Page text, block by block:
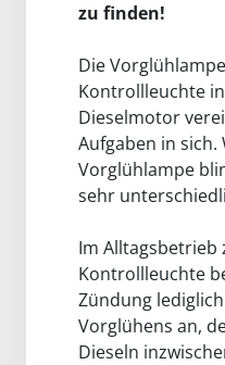
zu finden!
Die
Kontrollleuchte
Dieselmotor
Aufgaben in sich.
Vorglühlampe
sehr
Im Alltagsbetrieb
Kontrollleuchte
Zündung
Vorglühens an,
Dieseln